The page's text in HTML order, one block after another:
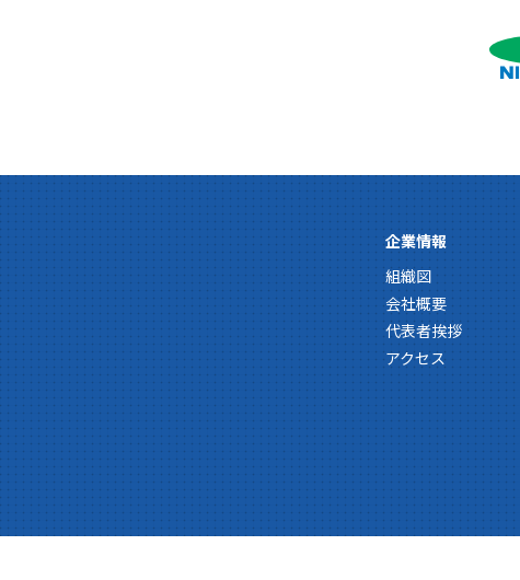
企業情報
組織図
会社概要
代表者挨拶
アクセス